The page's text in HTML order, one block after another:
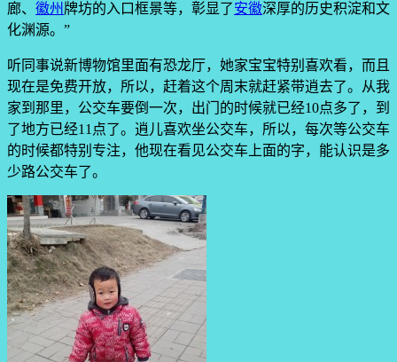
廊、 徽州 牌坊的入口框景等，彰显了安徽深厚的历史积淀和文
化渊源。”
听同事说新博物馆里面有恐龙厅，她家宝宝特别喜欢看，而且
现在是免费开放，所以，赶着这个周末就赶紧带逍去了。从我
家到那里，公交车要倒一次，出门的时候就已经10点多了，到
了地方已经11点了。逍儿喜欢坐公交车，所以，每次等公交车
的时候都特别专注，他现在看见公交车上面的字，能认识是多
少路公交车了。